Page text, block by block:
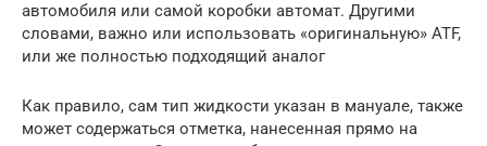
автомобиля или самой коробки автомат. Другими
словами, важно или использовать «оригинальную» ATF,
или же полностью подходящий аналог
Как правило, сам тип жидкости указан в мануале, также
может содержаться отметка, нанесенная прямо на